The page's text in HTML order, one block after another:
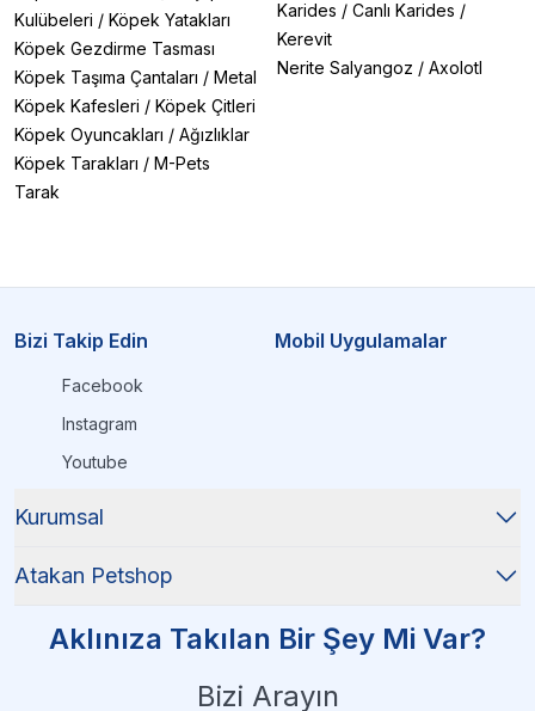
Kulübeleri / Köpek Yatakları
Köpek Gezdirme Tasması
Köpek Taşıma Çantaları / Metal
Köpek Kafesleri / Köpek Çitleri
Köpek Oyuncakları / Ağızlıklar
Köpek Tarakları / M-Pets
Tarak
Karides / Canlı Karides /
Kerevit
Nerite Salyangoz / Axolotl
Bizi Takip Edin
Facebook
Instagram
Youtube
Mobil Uygulamalar
Kurumsal
Atakan Petshop
Aklınıza Takılan Bir Şey Mi Var?
Bizi Arayın